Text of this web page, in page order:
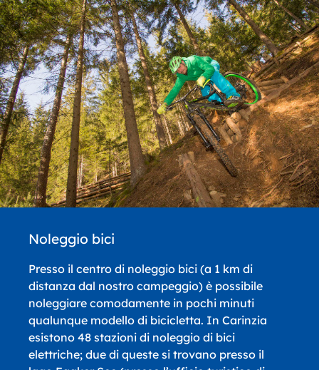
Noleggio bici
Presso il centro di noleggio bici (a 1 km di
distanza dal nostro campeggio) è possibile
noleggiare comodamente in pochi minuti
qualunque modello di bicicletta. In Carinzia
esistono 48 stazioni di noleggio di bici
elettriche; due di queste si trovano presso il